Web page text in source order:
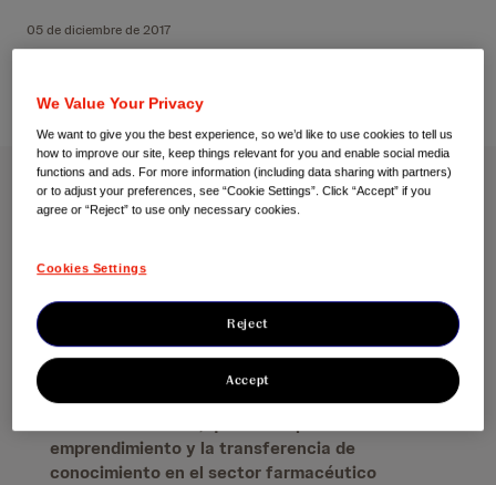
05 de diciembre de 2017
Más de 150 expresiones de interés de todo el mundo se
España
Se invertirá para el próximo año más de 2 millones
de euros en este proyecto impulsado por la Xunta
de Galicia, a través de la Agencia Gallega de
Innovación, en colaboración con Janssen y la
emprendimiento y la transferencia de
conocimiento en el sector farmacéutico
We Value Your Privacy
We want to give you the best experience, so we’d like to use cookies to tell us
how to improve our site, keep things relevant for you and enable social media
functions and ads. For more information (including data sharing with partners)
or to adjust your preferences, see “Cookie Settings”. Click “Accept” if you
agree or “Reject” to use only necessary cookies.
Cookies Settings
Reject
Accept